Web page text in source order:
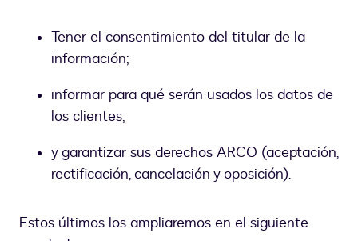
Tener el consentimiento del titular de la
información;
informar para qué serán usados los datos de
los clientes;
y garantizar sus derechos ARCO (aceptación,
rectificación, cancelación y oposición).
Estos últimos los ampliaremos en el siguiente